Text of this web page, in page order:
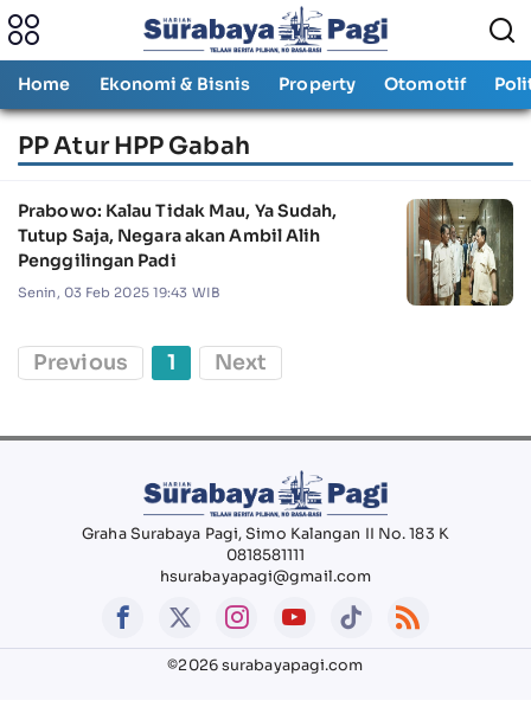
Home Ekonomi & Bisnis Property Otomotif
PP Atur HPP Gabah
Prabowo: Kalau Tidak Mau, Ya Sudah,
Tutup Saja, Negara akan Ambil Alih
Penggilingan Padi
Senin, 03 Feb 2025 19:43 WIB
Previous 1 Next
Graha Surabaya Pagi, Simo Kalangan II No. 183 K
0818581111
hsurabayapagi@gmail.com
©2026 surabayapagi.com